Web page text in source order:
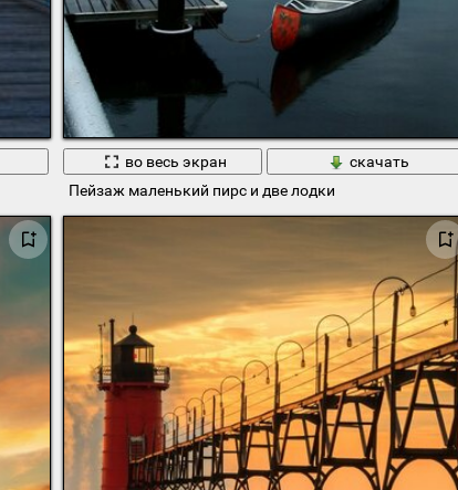
во весь экран
скачать
Пейзаж маленький пирс и две лодки